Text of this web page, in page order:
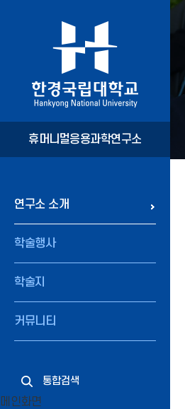
휴머니멀응용과학연구소
연구소 소개
학술행사
학술지
커뮤니티
통합검색
메인화면